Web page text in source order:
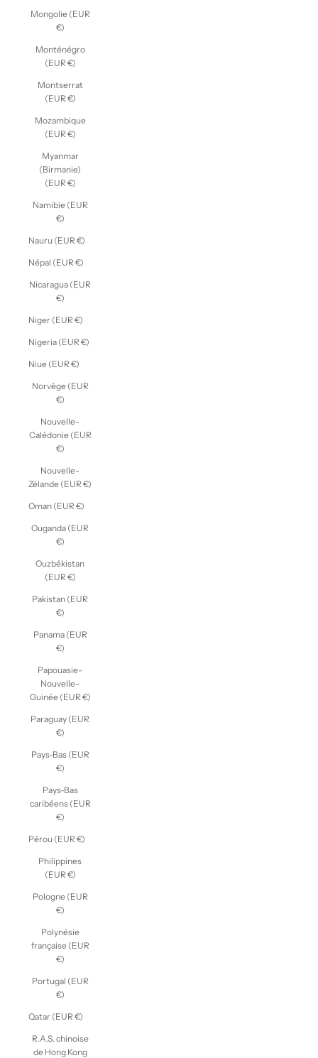
Mongolie (EUR
€)
Monténégro
(EUR €)
Montserrat
(EUR €)
Mozambique
(EUR €)
Myanmar
(Birmanie)
(EUR €)
Namibie (EUR
€)
Nauru (EUR €)
Népal (EUR €)
Nicaragua (EUR
€)
Niger (EUR €)
Nigeria (EUR €)
Niue (EUR €)
Norvège (EUR
€)
Nouvelle-
Calédonie (EUR
€)
Nouvelle-
Zélande (EUR €)
Oman (EUR €)
Ouganda (EUR
€)
Ouzbékistan
(EUR €)
Pakistan (EUR
€)
Panama (EUR
€)
Papouasie-
Nouvelle-
Guinée (EUR €)
Paraguay (EUR
€)
Pays-Bas (EUR
€)
Pays-Bas
caribéens (EUR
€)
Pérou (EUR €)
Philippines
(EUR €)
Pologne (EUR
€)
Polynésie
française (EUR
€)
Portugal (EUR
€)
Qatar (EUR €)
R.A.S. chinoise
de Hong Kong